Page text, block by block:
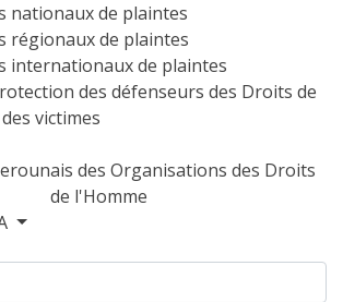
nationaux de plaintes
régionaux de plaintes
internationaux de plaintes
des défenseurs des Droits de
victimes